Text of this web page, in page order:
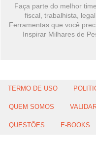
Faça parte do melhor
fiscal, trabalhista,
Ferramentas que você
Inspirar Milhares de
TERMO DE USO
QUEM SOMOS
QUESTÕES E-BOOKS